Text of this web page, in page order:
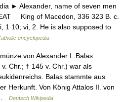
► Alexander, name of seven men
King of Macedon, 336 323 B. c.
1 10; vi, 2. He is also supposed to
encyclopedia
von Alexander I. Balas
Chr.; † 145 v. Chr.) war als
Balas stammte aus
Herkunft. Von König Attalos II. von
Deutsch Wikipedia